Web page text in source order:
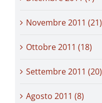
Novembre 2011 (21)
Ottobre 2011 (18)
Settembre 2011 (20)
Agosto 2011 (8)